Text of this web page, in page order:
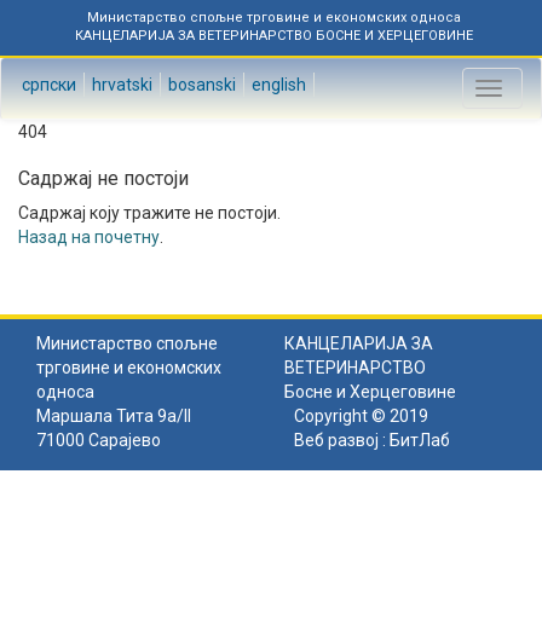
Министарство спољне трговине и економских односа
КАНЦЕЛАРИЈА ЗА ВЕТЕРИНАРСТВО БОСНЕ И ХЕРЦЕГОВИНЕ
српски hrvatski bosanski english
Toggle
404
Садржај не постоји
Садржај коју тражите не постоји.
Назад на почетну
Министарство спољне
трговине и економских
односа
КАНЦЕЛАРИЈА ЗА
ВЕТЕРИНАРСТВО
Босне и Херцеговине
Маршала Тита 9а/II
71000 Сарајево
Copyright © 2019
Веб развој : БитЛаб